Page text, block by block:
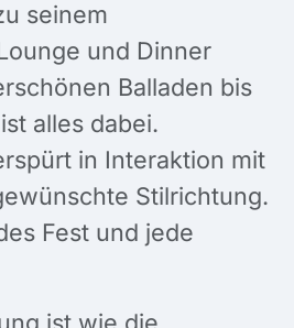
seinem
und Dinner
Balladen bis
alles dabei.
in Interaktion mit
Stilrichtung.
Fest und jede
ist wie die